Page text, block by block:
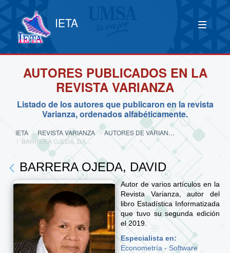
IETA
AUTORES PUBLICADOS EN LA
REVISTA VARIANZA
Listado de los autores que publicaron en la revista
Varianza, ordenados alfabéticamente.
IETA REVISTA VARIANZA
AUTORES DE VARIANZA
BARRERA OJEDA, DAVID
BARRERA OJEDA, DAVID
Autor de varios artículos en la
Revista Varianza, autor del
libro Estadística Informatizada
que tuvo su segunda edición
el 2019.
Especialista en:
Econometría - Software